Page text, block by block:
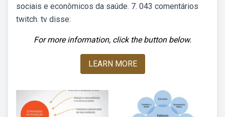
sociais e econômicos da saúde. 7. 043 comentários
twitch. tv disse:
For more information, click the button below.
LEARN MORE